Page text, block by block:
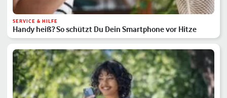
SERVICE & HILFE
Handy heiß? So schützt Du Dein Smartphone vor Hitze